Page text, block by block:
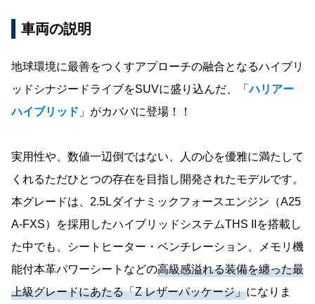
車両の説明
地球環境に最善をつくすアプローチの融合となるハイブリ
ッドシナジードライブをSUVに盛り込んだ、「ハリアー
ハイブリッド 」がカババに登場！！
実用性や、数値一辺倒ではない、人の心を優雅に満たして
くれるただひとつの存在を目指し開発されたモデルです。
本グレードは、2.5Lダイナミックフォースエンジン（A25
A‐FXS）を採用したハイブリッドシステムTHS IIを搭載し
た中でも、シートヒーター・ベンチレーション、メモリ機
能付本革パワーシートなどの高級感溢れる装備を纏った最
上級グレードにあたる「Z レザーパッケージ」になりま